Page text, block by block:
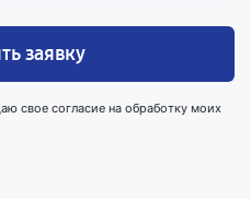
заявку
свое согласие на обработку моих